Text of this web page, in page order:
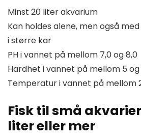
Minst 20 liter akvarium
Kan holdes alene, men også
i større kar
PH i vannet på mellom 7,0 og 8,0
Hardhet i vannet på mellom 5 og
Temperatur i vannet på mellom
Fisk til små
liter eller mer